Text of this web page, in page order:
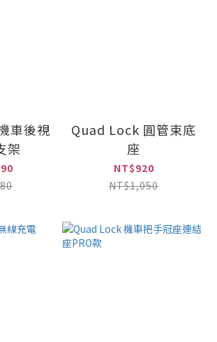
車後視
架
Quad Lock 圓管束底
座
NT$920
NT$1,050